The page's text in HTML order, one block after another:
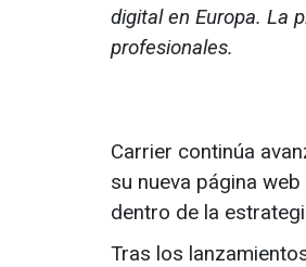
digital en Europa. La
profesionales.
Carrier continúa
su nueva página
dentro de la
Tras los